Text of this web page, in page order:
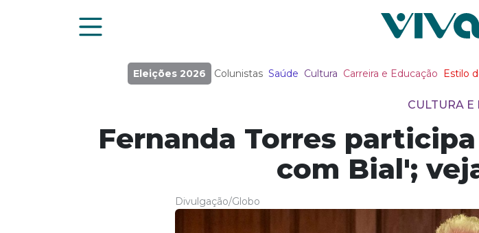
Eleições 2026 Colunistas Saúde Cultura Carreira e Educação Estilo
CULTURA E
Fernanda Torres
com Bial';
Divulgação/Globo